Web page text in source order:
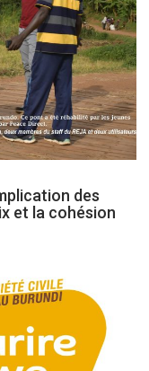
des
et la cohésion